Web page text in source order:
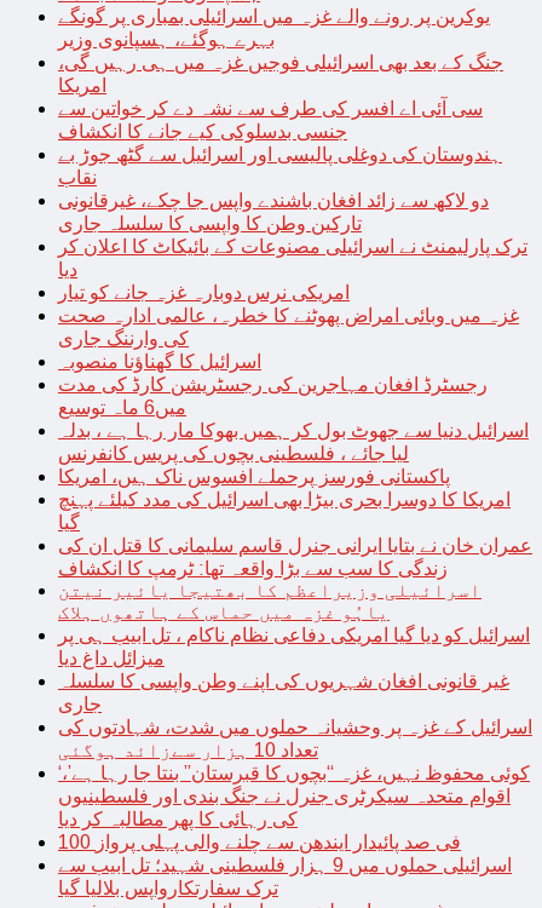
یوکرین پر رونے والے غزہ میں اسرائیلی بمباری پر گونگے
بہرے ہوگئے، ہسپانوی وزیر
جنگ کے بعد بھی اسرائیلی فوجیں غزہ میں ہی رہیں گی،
امریکا
سی آئی اے افسر کی طرف سے نشہ دے کر خواتین سے
جنسی بدسلوکی کیے جانے کا انکشاف
ہندوستان کی دوغلی پالیسی اور اسرائیل سے گٹھ جوڑ بے
نقاب
دو لاکھ سے زائد افغان باشندے واپس جا چکے، غیرقانونی
تارکین وطن کا واپسی کا سلسلہ جاری
ترک پارلیمنٹ نے اسرائیلی مصنوعات کے بائیکاٹ کا اعلان کر
دیا
امریکی نرس دوبارہ غزہ جانے کو تیار
غزہ میں وبائی امراض پھوٹنے کا خطرہ، عالمی ادارہ صحت
کی وارننگ جاری
اسرائیل کا گھناؤنا منصوبہ
رجسٹرڈ افغان مہاجرین کی رجسٹریشن کارڈ کی مدت
میں6 ماہ توسیع
اسرائیل دنیا سے جھوٹ بول کر ہمیں بھوکا مار رہا ہے ، بدلہ
لیا جائے ، فلسطینی بچوں کی پریس کانفرنس
پاکستانی فورسز پرحملے افسوس ناک ہیں، امریکا
امریکا کا دوسرا بحری بیڑا بھی اسرائیل کی مدد کیلئے پہنچ
گیا
عمران خان نے بتایا ایرانی جنرل قاسم سلیمانی کا قتل ان کی
زندگی کا سب سے بڑا واقعہ تھا: ٹرمپ کا انکشاف
اسرائیلی وزیراعظم کا بھتیجا یائیر نیتن
یاہُو غزہ میں حماس کے ہاتھوں ہلاک
اسرائیل کو دیا گیا امریکی دفاعی نظام ناکام ، تل ابیب ہی پر
میزائل داغ دیا
غیر قانونی افغان شہریوں کی اپنے وطن واپسی کا سلسلہ
جاری
اسرائیل کے غزہ پر وحشیانہ حملوں میں شدت، شہادتوں کی
تعداد 10 ہزار سےزائد ہوگئی
‘کوئی محفوظ نہیں، غزہ “بچوں کا قبرستان” بنتا جا رہا ہے’،
اقوام متحدہ سیکرٹری جنرل نے جنگ بندی اور فلسطینیوں
کی رہائی کا پھر مطالبہ کر دیا
100 فی صد پائیدار ایندھن سے چلنے والی پہلی پرواز
اسرائیلی حملوں میں 9 ہزار فلسطینی شہید؛ تل ابیب سے
ترک سفارتکارواپس بلالیا گیا